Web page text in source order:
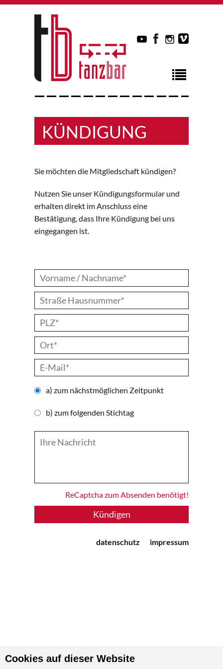
KÜNDIGUNG
Sie möchten die Mitgliedschaft kündigen?
Nutzen Sie unser Kündigungsformular und
erhalten direkt im Anschluss eine
Bestätigung, dass Ihre Kündigung bei uns
eingegangen ist.
a) zum nächstmöglichen Zeitpunkt
b) zum folgenden Stichtag
ReCaptcha zum Absenden benötigt!
datenschutz impressum
Cookies auf dieser Website